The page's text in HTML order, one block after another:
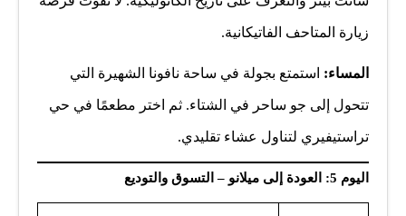
زيارة المتاحف الفاتيكانية.
المساء: استمتع بجولة في ساحة نافونا الشهيرة التي
تتحول إلى جو ساحر في الشتاء. ثم اختر مطعمًا في حي
تراستيفيري لتناول عشاء تقليدي.
اليوم 5: العودة إلى ميلانو – التسوق والتوديع